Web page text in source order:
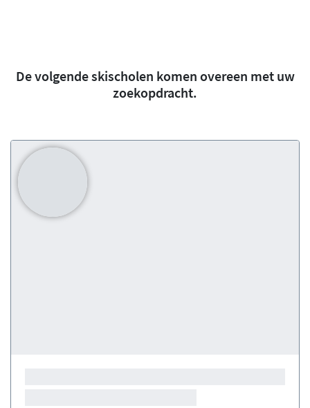
De volgende skischolen komen overeen met uw
zoekopdracht.